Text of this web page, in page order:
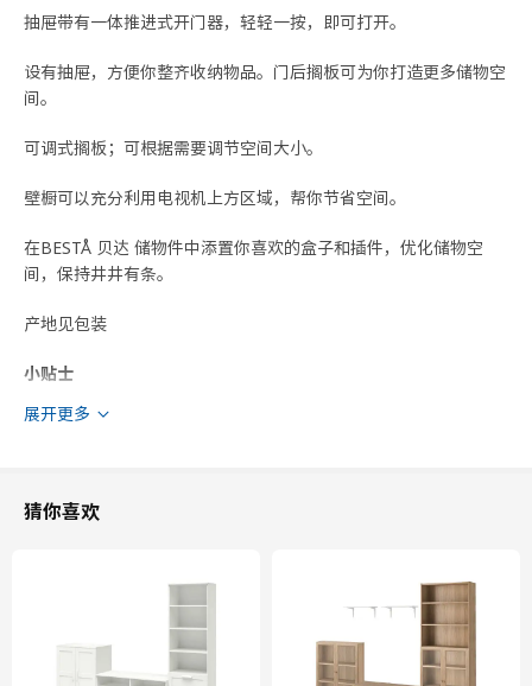
抽屉带有一体推进式开门器，轻轻一按，即可打开。
设有抽屉，方便你整齐收纳物品。门后搁板可为你打造更多储物空
间。
可调式搁板；可根据需要调节空间大小。
壁橱可以充分利用电视机上方区域，帮你节省空间。
在BESTÅ 贝达 储物件中添置你喜欢的盒子和插件，优化储物空
间，保持井井有条。
产地见包装
小贴士
我们建议电视柜的宽度应略大于电视机。 该电视柜适合尺寸不超
电视柜顶板可承受重量不超过30公斤的电视。
请小心轻放！若边缘受损或表面刮伤，可能会导致玻璃突然裂开或
破碎。玻璃侧面最脆弱，应尽量避免碰撞。
展开更多
猜你喜欢